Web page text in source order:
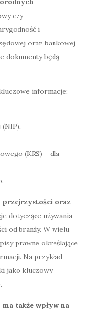
czy
i
oraz bankowej
dokumenty będą
informacje:
(KRS) – dla
przejrzystości oraz
dotyczące używania
od branży. W wielu
prawne określające
Na przykład
jako kluczowy
także wpływ na